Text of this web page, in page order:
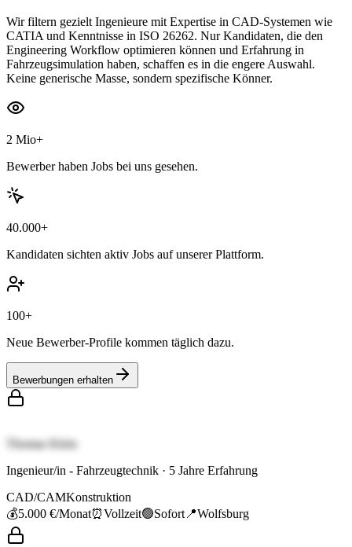
Wir filtern gezielt Ingenieure mit Expertise in CAD-Systemen wie
CATIA und Kenntnisse in ISO 26262. Nur Kandidaten, die den
Engineering Workflow optimieren können und Erfahrung in
Fahrzeugsimulation haben, schaffen es in die engere Auswahl.
Keine generische Masse, sondern spezifische Könner.
2 Mio+
Bewerber haben Jobs bei uns gesehen.
40.000+
Kandidaten sichten aktiv Jobs auf unserer Plattform.
100+
Neue Bewerber-Profile kommen täglich dazu.
Bewerbungen erhalten
Thomas Klein
Ingenieur/in - Fahrzeugtechnik · 5 Jahre Erfahrung
CAD/CAMKonstruktion
💰5.000 €/Monat⏰Vollzeit🟢Sofort 📍Wolfsburg